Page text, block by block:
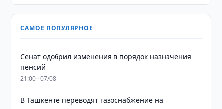
САМОЕ ПОПУЛЯРНОЕ
Сенат одобрил изменения в порядок назначения
пенсий
21:00 · 07/08
В Ташкенте переводят газоснабжение на